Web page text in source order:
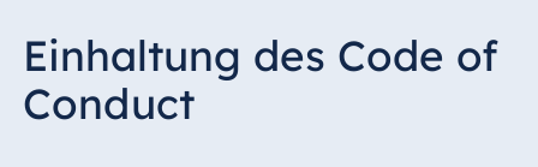
Geschäftspartner und Angestellte von
Maritim verfügen über vertrauliche und
Einhaltung des Code of
Conduct